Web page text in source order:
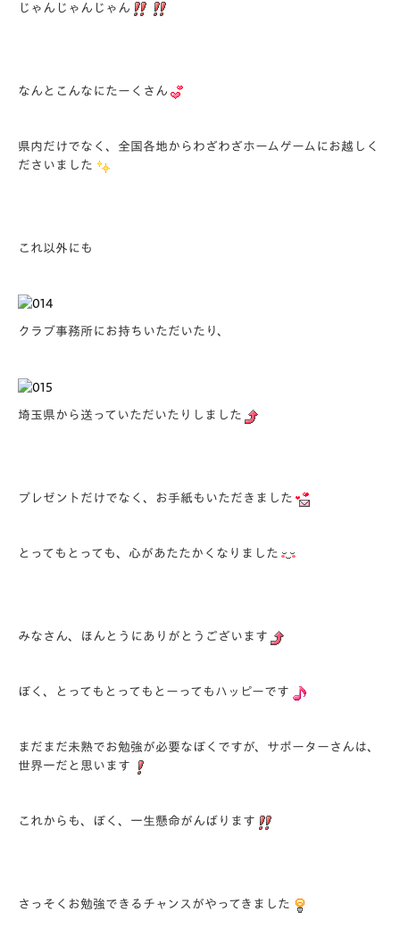
じゃんじゃんじゃん
なんとこんなにたーくさん
県内だけでなく、全国各地からわざわざホームゲームにお越しく
ださいました
これ以外にも
クラブ事務所にお持ちいただいたり、
埼玉県から送っていただいたりしました
プレゼントだけでなく、お手紙もいただきました
とってもとっても、心があたたかくなりました
みなさん、ほんとうにありがとうございます
ぼく、とってもとってもとーってもハッピーです
まだまだ未熟でお勉強が必要なぼくですが、サポーターさんは、
世界一だと思います
これからも、ぼく、一生懸命がんばります
さっそくお勉強できるチャンスがやってきました